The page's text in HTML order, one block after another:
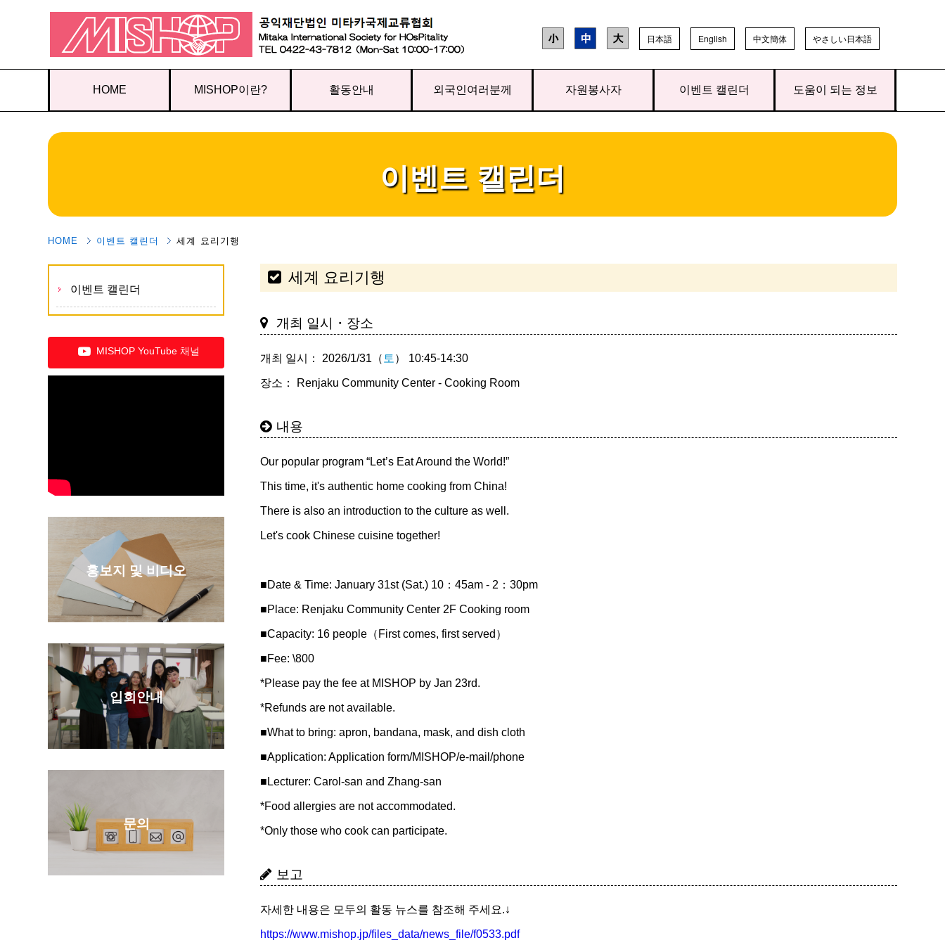
日本語 English 中文簡体 やさしい日本語
HOME MISHOP이란? 활동안내 외국인여러분께 자원봉사자 이벤트 캘린더 도움이 되는 정보
이벤트 캘린더
HOME 이벤트 캘린더 세계 요리기행
세계 요리기행
개최 일시・장소
개최 일시： 2026/1/31（ 토 ） 10:45-14:30
장소： Renjaku Community Center - Cooking Room
내용
Our popular program “Let’s Eat Around the World!”
This time, it's authentic home cooking from China!
There is also an introduction to the culture as well.
Let's cook Chinese cuisine together!
■Date & Time: January 31st (Sat.) 10：45am - 2：30pm
■Place: Renjaku Community Center 2F Cooking room
■Capacity: 16 people（First comes, first served）
■Fee: \800
*Please pay the fee at MISHOP by Jan 23rd.
*Refunds are not available.
■What to bring: apron, bandana, mask, and dish cloth
■Application: Application form/MISHOP/e-mail/phone
■Lecturer: Carol-san and Zhang-san
*Food allergies are not accommodated.
*Only those who cook can participate.
보고
자세한 내용은 모두의 활동 뉴스를 참조해 주세요.↓
https://www.mishop.jp/files_data/news_file/f0533.pdf
이벤트 캘린더
MISHOP YouTube 채널
홍보지 및 비디오
입회안내
문의